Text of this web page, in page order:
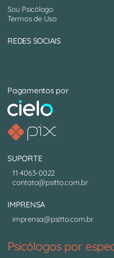
Sou Psicólogo
Termos de Uso
REDES SOCIAIS
Pagamentos por
SUPORTE
11 4063-0022
contato@psitto.com.br
IMPRENSA
imprensa@psitto.com.br
Psicólogos por